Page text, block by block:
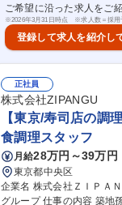
ご希望に沿った求人をご
※2026年3月31日時点 ※求人数＝採用
登録して求人を紹介し
正社員
株式会社ZIPANGU
【東京/寿司店の調
食調理スタッフ
月給28万円～39万円
東京都中央区
企業名 株式会社ＺＩＰＡＮＧＵ 求人名 【東京/寿司店の調理・接客スタッフ】「どうとんぼり神
グループ 仕事の内容 築地孫右衛門の本店で、握り等の調理全般や営業に纏わる全般をお願いしていきます。